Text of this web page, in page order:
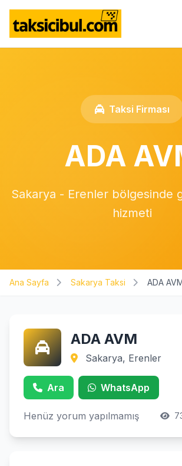
Taksi Firması
ADA
Sakarya - Erenler bölgesinde
hizmeti
Ana Sayfa Sakarya Taksi ADA
ADA AVM
Sakarya, Erenler
Ara WhatsApp
Henüz yorum yapılmamış